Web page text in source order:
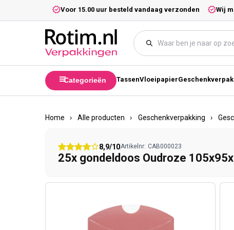
Meteen naar de contentVoor 15.00 uur besteld vandaag verzonden Wij
Categorieën TassenVloeipapier
Home › Alle producten › Geschenkverpakking ›
8,9/10Artikelnr: CAB000023
25x gondeldoos Oudroze